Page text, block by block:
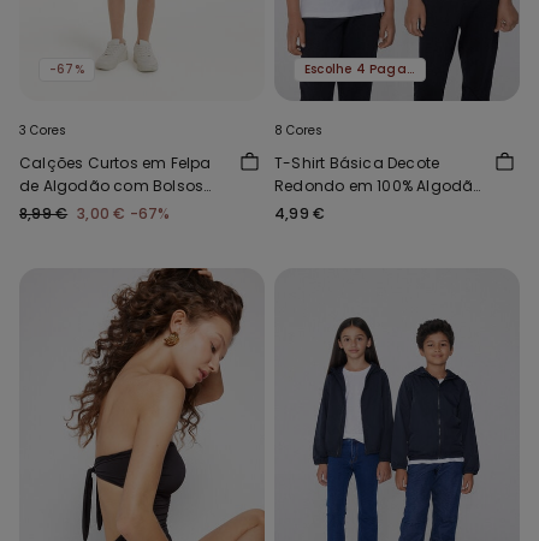
-67%
3 Cores
Calções Curtos em Felpa
de Algodão com Bolsos
Menino
8,99 € 3,00 € -67%
Escolhe 4 Paga 3
8 Cores
T-Shirt Básica Decote
Redondo em 100% Algodão
Criança Unissexo
4,99 €